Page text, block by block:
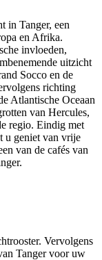
in Tanger, een
en Afrika.
invloeden,
uitzicht
Socco en de
richting
Atlantische Oceaan
van Hercules,
regio. Eindig met
u geniet van vrije
van de cafés van
Vervolgens
Tanger voor uw